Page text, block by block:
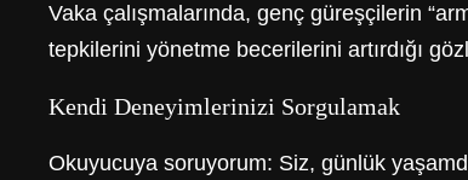
Vaka çalışmalarında, genç güreşçilerin
tepkilerini yönetme becerilerini artırdığı
Kendi Deneyimlerinizi Sorgulamak
Okuyucuya soruyorum: Siz, günlük